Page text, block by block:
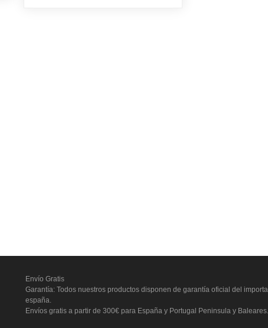
Envío Gratis
Garantía: Todos nuestros productos disponen de garantía oficial del
españa.
Envíos gratis a partir de 300€ para España y Portugal Peninsula y Baleares.